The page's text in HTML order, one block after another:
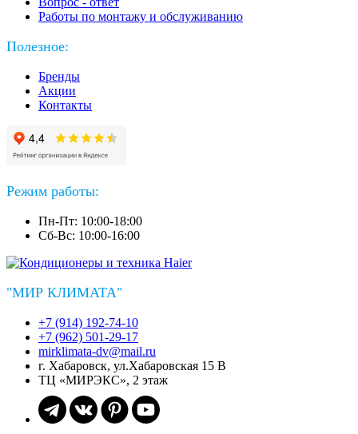
Работы по монтажу и обслуживанию
Полезное:
Бренды
Акции
Контакты
Режим работы:
Пн-Пт: 10:00-18:00
Сб-Вс: 10:00-16:00
"МИР КЛИМАТА"
+7 (914) 192-74-10
+7 (962) 501-29-17
mirklimata-dv@mail.ru
г. Хабаровск, ул.Хабаровская 15 В
ТЦ «МИРЭКС», 2 этаж